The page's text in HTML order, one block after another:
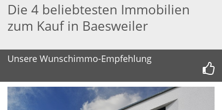
Die 4 beliebtesten Immobilien
zum Kauf in Baesweiler
Unsere Wunschimmo-Empfehlung